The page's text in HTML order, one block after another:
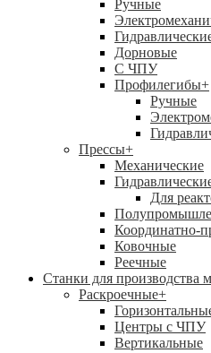
Ручные
Дорновые
С ЧПУ
Профилегибы+
Ручные
Прессы+
Механические
Для
Координатно-
Ковочные
Реечные
Станки для производства
Раскроечные+
Центры с ЧПУ
Вертикальные